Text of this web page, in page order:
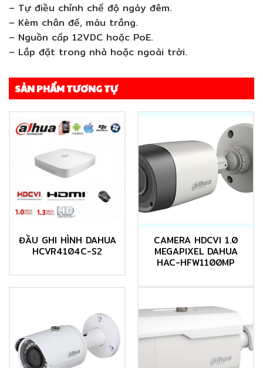
– Tự điều chỉnh chế độ ngày đêm.
– Kèm chân đế, màu trắng.
– Nguồn cấp 12VDC hoặc PoE.
– Lắp đặt trong nhà hoặc ngoài trời.
SẢN PHẨM TƯƠNG TỰ
ĐẦU GHI HÌNH DAHUA
HCVR4104C-S2
CAMERA HDCVI 1.0
MEGAPIXEL DAHUA
HAC-HFW1100MP